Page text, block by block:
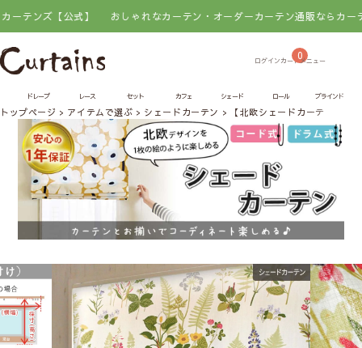
【公式】 おしゃれなカーテン・オーダーカーテン通販ならカーテンズ【
0
ドレープ レース セット カフェ シェード ロール ブラインド
トップページ アイテムで選ぶ シェードカーテン 【北欧シェードカーテン】フ